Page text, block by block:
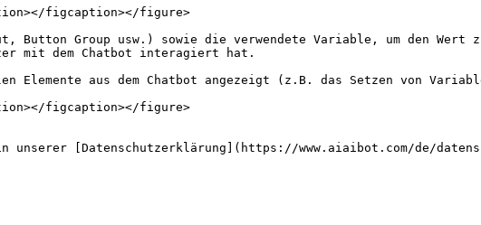
figcaption></figure>
Button Group usw.) sowie die verwendete Variable, um den Wert
mit dem Chatbot interagiert hat.
aus dem Chatbot angezeigt (z.B. das Setzen von
figcaption></figure>
[Datenschutzerklärung](https://www.aiaibot.com/de/